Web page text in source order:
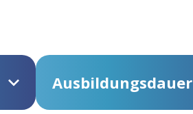
Ausbildungsdauer